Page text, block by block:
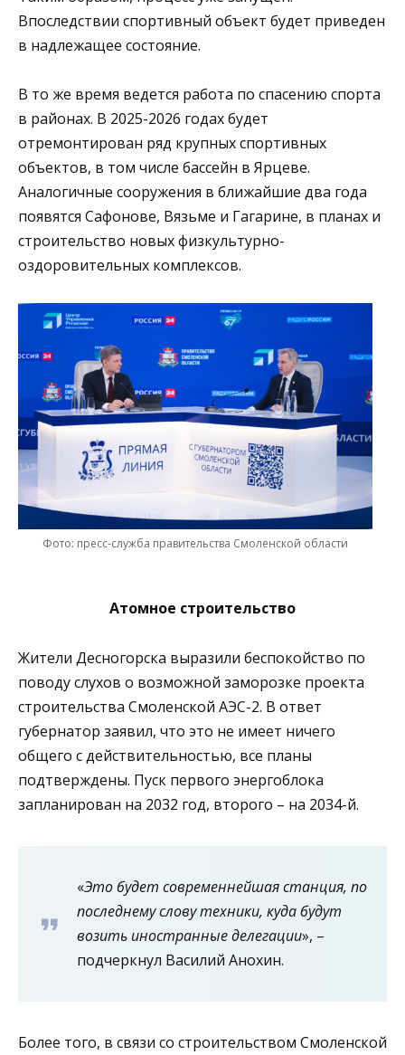
Впоследствии спортивный объект будет приведен
в надлежащее состояние.
В то же время ведется работа по спасению спорта
в районах. В 2025-2026 годах будет
отремонтирован ряд крупных спортивных
объектов, в том числе бассейн в Ярцеве.
Аналогичные сооружения в ближайшие два года
появятся Сафонове, Вязьме и Гагарине, в планах и
строительство новых физкультурно-
оздоровительных комплексов.
Фото: пресс-служба правительства Смоленской области
Атомное строительство
Жители Десногорска выразили беспокойство по
поводу слухов о возможной заморозке проекта
строительства Смоленской АЭС-2. В ответ
губернатор заявил, что это не имеет ничего
общего с действительностью, все планы
подтверждены. Пуск первого энергоблока
запланирован на 2032 год, второго – на 2034-й.
«Это будет современнейшая станция, по
последнему слову техники, куда будут
возить иностранные делегации», –
подчеркнул Василий Анохин.
Более того, в связи со строительством Смоленской